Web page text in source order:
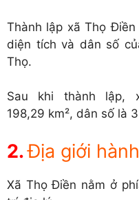
Thành lập xã Thọ
diện tích và dân số
Thọ.
Sau khi thành lập,
198,29 km², dân số là
Địa giới
Xã Thọ Điền nằm ở